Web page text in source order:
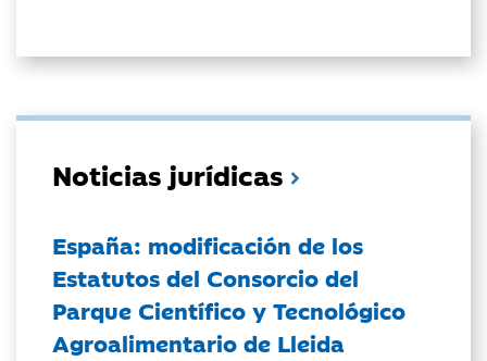
Noticias jurídicas
España: modificación de los
Estatutos del Consorcio del
Parque Científico y Tecnológico
Agroalimentario de Lleida